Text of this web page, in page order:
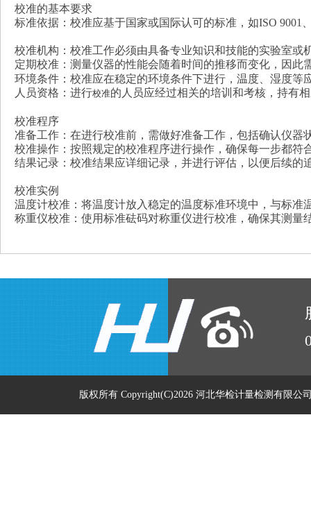
校准的基本要求
标准依据：校准应基于国家或国际认可的标准，如ISO 9001
校准机构：校准工作必须由具备专业知识和技能的实验室或
定期校准：测量仪器的性能会随着时间的推移而变化，因此
环境条件：校准应在稳定的环境条件下进行，温度、湿度等
人员资格：进行校准的人员应经过相关的培训和考核，持有
校准程序
准备工作：在进行校准前，需做好准备工作，包括确认仪器
校准操作：按照规定的校准程序进行操作，确保每一步都符
结果记录：校准结果应详细记录，并进行评估，以便后续的
校准实例
温度计校准：将温度计放入稳定的温度标准环境中，与标准
称重仪校准：使用标准砝码对称重仪进行校准，确保其测量
版权所有 Copyright(C)2026 河北华检计量检测有限